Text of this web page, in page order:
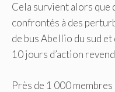
Cela survient alors
confrontés à des
de bus Abellio du sud
10 jours d’action
Près de 1 000